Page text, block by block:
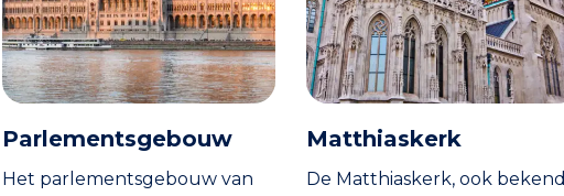
Parlementsgebouw
Het parlementsgebouw van
Matthiaskerk
De Matthiaskerk, ook bekend